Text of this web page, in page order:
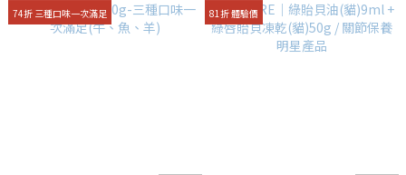
74折 三種口味一次滿足 81折 體驗價